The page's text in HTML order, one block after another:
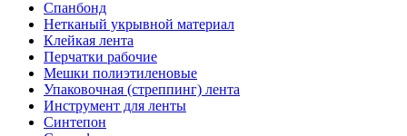
Спанбонд
Нетканый укрывной материал
Клейкая лента
Перчатки рабочие
Мешки полиэтиленовые
Упаковочная (стреппинг) лента
Инструмент для ленты
Синтепон